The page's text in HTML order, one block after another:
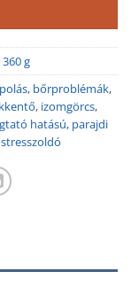
g
, bőrproblémák,
, izomgörcs,
hatású, parajdi
stresszoldó